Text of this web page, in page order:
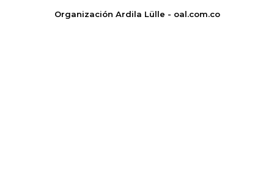
Organización Ardila Lülle - oal.com.co